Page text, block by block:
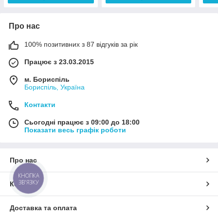
Про нас
100% позитивних з 87 відгуків за рік
Працює з 23.03.2015
м. Бориспіль
Бориспіль, Україна
Контакти
Сьогодні працює з 09:00 до 18:00
Показати весь графік роботи
Про нас
Контакти
Доставка та оплата
КНОПКА
ЗВ'ЯЗКУ